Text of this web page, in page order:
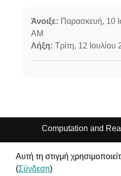
Άνοιξε: Παρασκευή, 10
AM
Λήξη: Τρίτη, 12
Computation and
Αυτή τη στιγμή
(Σύνδεση)